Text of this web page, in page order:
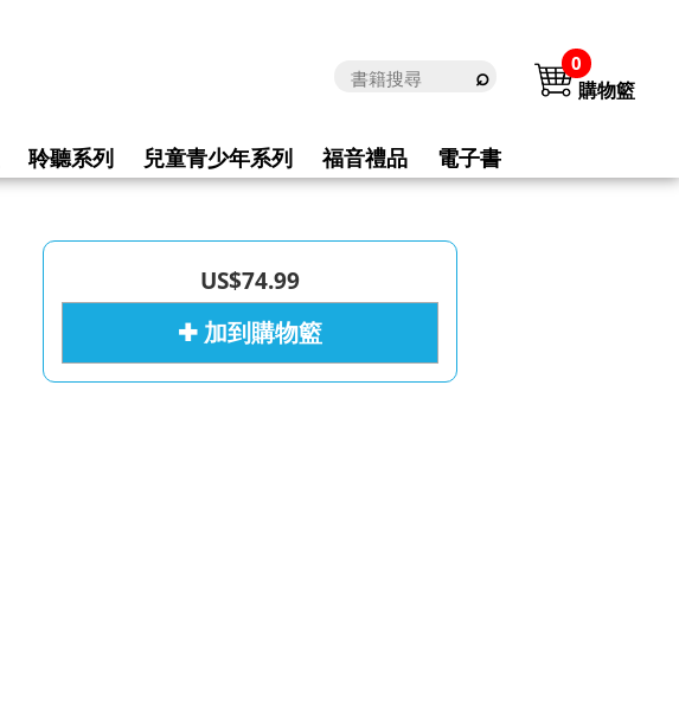
0
購物籃
聆聽系列 兒童青少年系列 福音禮品 電子書
US$74.99
✚ 加到購物籃